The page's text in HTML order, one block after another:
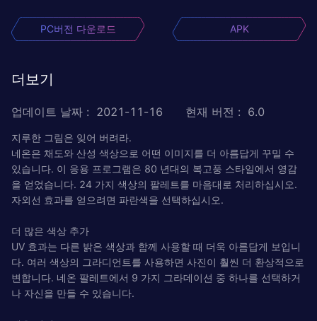
PC버전 다운로드 APK
더보기
업데이트 날짜 : 2021-11-16 현재 버전 : 6.0
지루한 그림은 잊어 버려라.
네온은 채도와 산성 색상으로 어떤 이미지를 더 아름답게 꾸밀 수
있습니다. 이 응용 프로그램은 80 년대의 복고풍 스타일에서 영감
을 얻었습니다. 24 가지 색상의 팔레트를 마음대로 처리하십시오.
자외선 효과를 얻으려면 파란색을 선택하십시오.
더 많은 색상 추가
UV 효과는 다른 밝은 색상과 함께 사용할 때 더욱 아름답게 보입니
다. 여러 색상의 그라디언트를 사용하면 사진이 훨씬 더 환상적으로
변합니다. 네온 팔레트에서 9 가지 그라데이션 중 하나를 선택하거
나 자신을 만들 수 있습니다.